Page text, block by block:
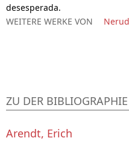
desesperada.
WEITERE WERKE VON
ZU DER
Arendt, Erich